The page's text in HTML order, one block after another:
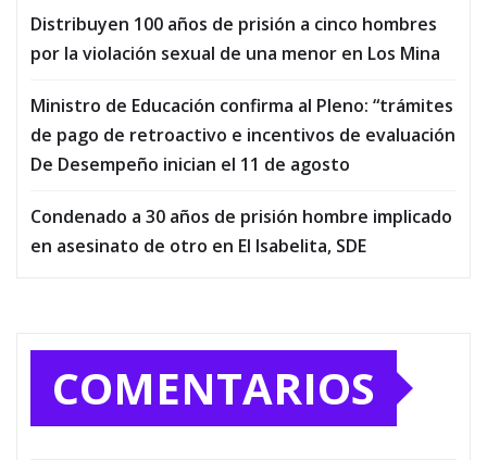
Distribuyen 100 años de prisión a cinco hombres
por la violación sexual de una menor en Los Mina
Ministro de Educación confirma al Pleno: “trámites
de pago de retroactivo e incentivos de evaluación
De Desempeño inician el 11 de agosto
Condenado a 30 años de prisión hombre implicado
en asesinato de otro en El Isabelita, SDE
COMENTARIOS